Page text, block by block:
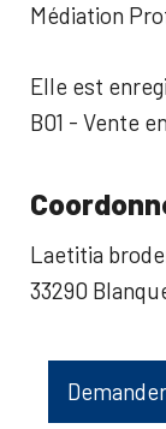
Médiation
Elle est
B01 - Vente
Laetitia
33290